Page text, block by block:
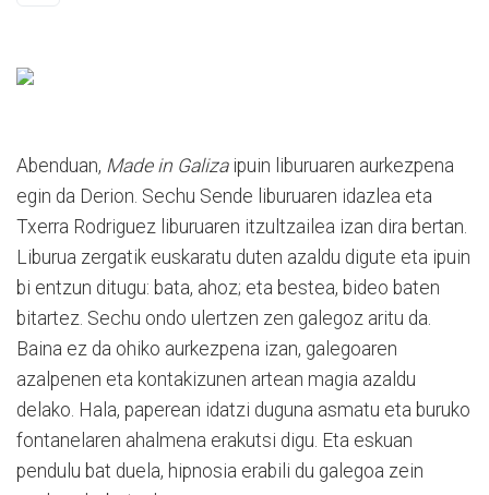
Abenduan, Made in Galiza ipuin liburuaren aurkezpena
egin da Derion. Sechu Sende liburuaren idazlea eta
Txerra Rodriguez liburuaren itzultzailea izan dira bertan.
Liburua zergatik euskaratu duten azaldu digute eta ipuin
bi entzun ditugu: bata, ahoz; eta bestea, bideo baten
bitartez. Sechu ondo ulertzen zen galegoz aritu da.
Baina ez da ohiko aurkezpena izan, galegoaren
azalpenen eta kontakizunen artean magia azaldu
delako. Hala, paperean idatzi duguna asmatu eta buruko
fontanelaren ahalmena erakutsi digu. Eta eskuan
pendulu bat duela, hipnosia erabili du galegoa zein